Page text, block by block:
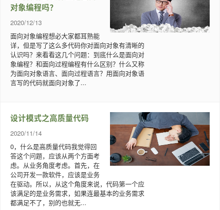
对象编程吗？
2020/12/13
面向对象编程想必大家都耳熟能
详，但是写了这么多代码你对面向对象有清晰的
认识吗？来看看这几个问题：到底什么是面向对
象编程？和面向过程编程有什么区别？什么又称
为面向对象语言、面向过程语言？用面向对象语
言写的代码就面向对象了...
设计模式之高质量代码
2020/11/14
0，什么是高质量代码我觉得回
答这个问题，应该从两个方面考
虑。从业务角度考虑。首先，在
公司开发一款软件，应该是业务
在驱动。所以，从这个角度来说，代码第一个应
该满足的是业务需求，如果连最基本的业务需求
都满足不了，别的也就无...